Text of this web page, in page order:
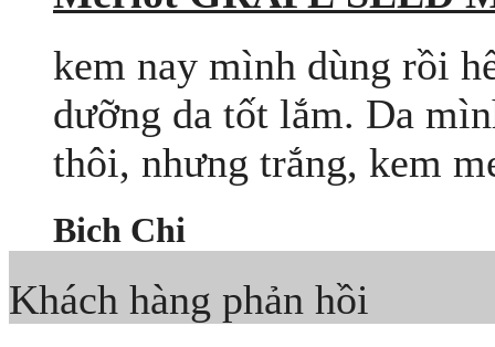
kem nay mình dùng rồi
dưỡng da tốt lắm. Da
thôi, nhưng trắng, kem
Bich Chi
Khách hàng phản hồi